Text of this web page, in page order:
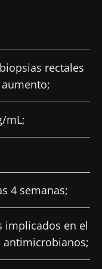
rectales
mL;
4 semanas;
implicados en el
antimicrobianos;